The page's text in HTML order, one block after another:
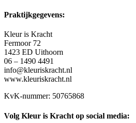
Praktijkgegevens:
Kleur is Kracht
Fermoor 72
1423 ED Uithoorn
06 – 1490 4491
info@kleuriskracht.nl
www.kleuriskracht.nl
KvK-nummer: 50765868
Volg Kleur is Kracht op social media: